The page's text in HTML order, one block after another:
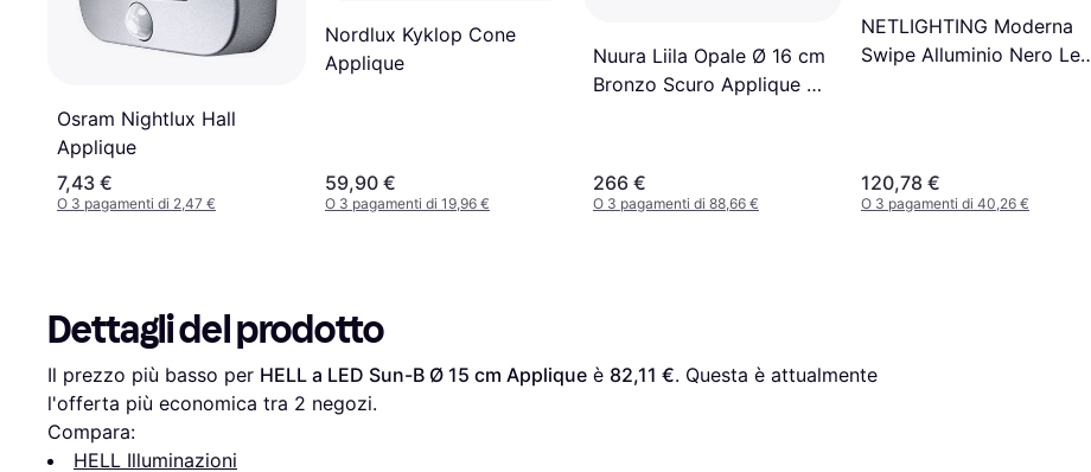
Osram Nightlux Hall
Applique
7,43 €
O 3 pagamenti di 2,47 €
Nordlux Kyklop Cone
Applique
59,90 €
O 3 pagamenti di 19,96 €
Nuura Liila Opale Ø 16 cm
Bronzo Scuro Applique ∅
266 €
O 3 pagamenti di 88,66 €
NETLIGHTING Moderna
Swipe Alluminio Nero Led
120,78 €
O 3 pagamenti di 40,26 €
Dettagli del prodotto
Il prezzo più basso per HELL a LED Sun-B Ø 15 cm Applique è 82,11 €. Questa è attualmente
l'offerta più economica tra 2 negozi.
Compara:
HELL Illuminazioni